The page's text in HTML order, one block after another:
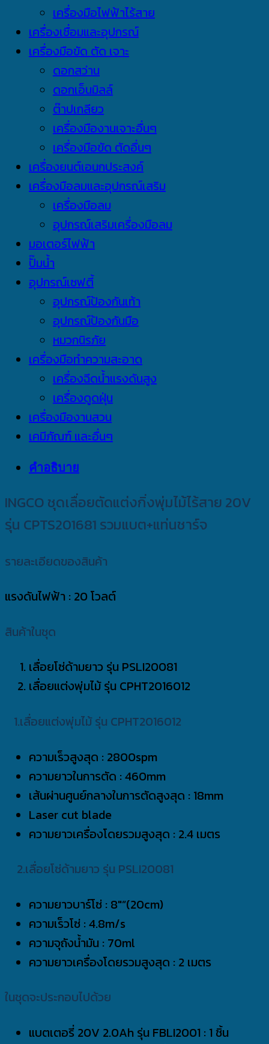
เครื่องมือไฟฟ้าไร้สาย
เครื่องเชื่อมและอุปกรณ์
เครื่องมือขัด ตัด เจาะ
ดอกสว่าน
ดอกเอ็นมิลล์
ต๊าปเกลียว
เครื่องมืองานเจาะอื่นๆ
เครื่องมือขัด ตัดอื่นๆ
เครื่องยนต์เอนกประสงค์
เครื่องมือลมและอุปกรณ์เสริม
เครื่องมือลม
อุปกรณ์เสริมเครื่องมือลม
มอเตอร์ไฟฟ้า
ปั๊มน้ำ
อุปกรณ์เซฟตี้
อุปกรณ์ป้องกันเท้า
อุปกรณ์ป้องกันมือ
หมวกนิรภัย
เครื่องมือทำความสะอาด
เครื่องฉีดน้ำแรงดันสูง
เครื่องดูดฝุ่น
เครื่องมืองานสวน
เคมีภัณฑ์ และอื่นๆ
คำอธิบาย
INGCO ชุดเลื่อยตัดแต่งกิ่งพุ่มไม้ไร้สาย 20V
รุ่น CPTS201681 รวมแบต+แท่นชาร์จ
รายละเอียดของสินค้า
แรงดันไฟฟ้า : 20 โวลต์
สินค้าในชุด
เลื่อยโซ่ด้ามยาว รุ่น PSLI20081
เลื่อยแต่งพุ่มไม้ รุ่น CPHT2016012
1.เลื่อยแต่งพุ่มไม้ รุ่น CPHT2016012
ความเร็วสูงสุด : 2800spm
ความยาวในการตัด : 460mm
เส้นผ่านศูนย์กลางในการตัดสูงสุด : 18mm
Laser cut blade
ความยาวเครื่องโดยรวมสูงสุด : 2.4 เมตร
2.เลื่อยโซ่ด้ามยาว รุ่น PSLI20081
ความยาวบาร์โซ่ : 8″”(20cm)
ความเร็วโซ่ : 4.8m/s
ความจุถังน้ำมัน : 70ml
ความยาวเครื่องโดยรวมสูงสุด : 2 เมตร
ในชุดจะประกอบไปด้วย
แบตเตอรี่ 20V 2.0Ah รุ่น FBLI2001 : 1 ชิ้น